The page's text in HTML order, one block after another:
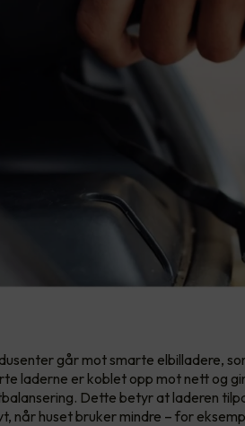
går mot smarte elbilladere,
laderne er koblet opp mot nett og
Dette betyr at laderen
når huset bruker mindre – for